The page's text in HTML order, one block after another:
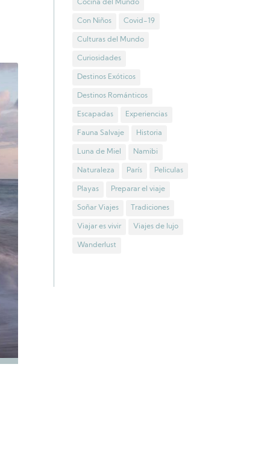
Cocina del Mundo
Con Niños Covid-19
Culturas del Mundo
Curiosidades
Destinos Exóticos
Destinos Románticos
Escapadas Experiencias
Fauna Salvaje Historia
Luna de Miel Namibi
Naturaleza París Peliculas
Playas Preparar el viaje
Soñar Viajes Tradiciones
Viajar es vivir Viajes de lujo
Wanderlust